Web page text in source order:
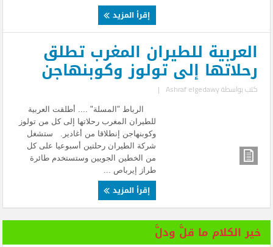
إقرأ المزيد
العربية للطيران المغرب تطلق
رحلاتها إلى تولوز وكوبنهاجن
كتب بواسطةAshraf elgedawy
|
الرباط "المسلة" .... أطلقت العربية
للطيران المغرب رحلاتها إلى كل من تولوز
وكوبنهاجن إنطلاقا من أغادير. ستشغل
شركة الطيران رحلتين أسبوعيا على كل
من الخطين الجويين وستستخدم طائرة
طراز إيرباص ...
إقرأ المزيد
خير الكلام ما قلَّ ودلَّ